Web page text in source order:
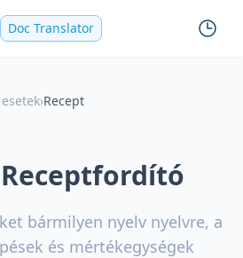
Doc Translator
›Recept
bármilyen nyelv nyelvre, a
és mértékegységek